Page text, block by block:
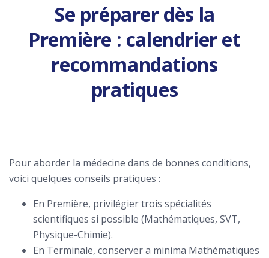
Se préparer dès la
Première : calendrier et
recommandations
pratiques
Pour aborder la médecine dans de bonnes conditions,
voici quelques conseils pratiques :
En Première, privilégier trois spécialités
scientifiques si possible (Mathématiques, SVT,
Physique-Chimie).
En Terminale, conserver a minima Mathématiques